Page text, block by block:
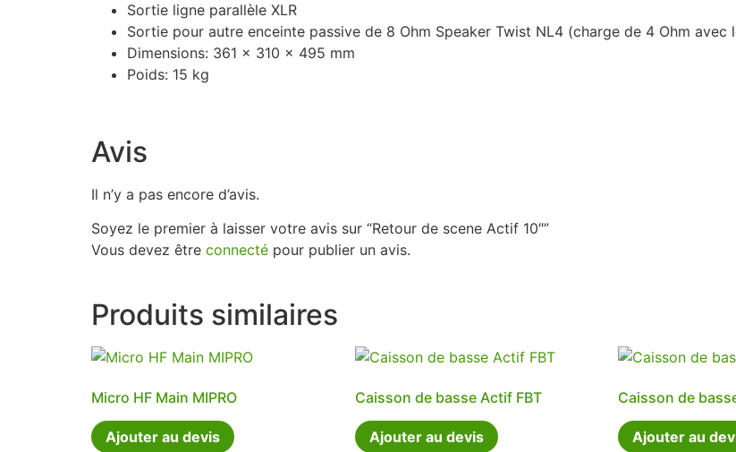
Sortie ligne parallèle XLR
Sortie pour autre enceinte passive de 8 Ohm Speaker Twist NL4 (charge de 4 Ohm avec
Dimensions: 361 x 310 x 495 mm
Poids: 15 kg
Avis
Il n’y a pas encore d’avis.
Soyez le premier à laisser votre avis sur “Retour de scene Actif 10″”
Vous devez être connecté pour publier un avis.
Produits similaires
Micro HF Main MIPRO
Ajouter au devis
Caisson de basse Actif FBT
Ajouter au devis
Caisson de
Ajouter au